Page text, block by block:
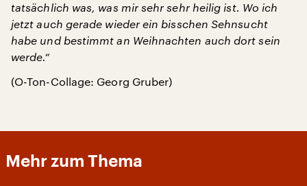
tatsächlich was, was mir sehr sehr heilig ist. Wo ich
jetzt auch gerade wieder ein bisschen Sehnsucht
habe und bestimmt an Weihnachten auch dort sein
werde.“
(O-Ton-Collage: Georg Gruber)
Mehr zum Thema